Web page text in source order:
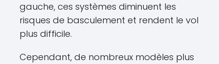
gauche, ces systèmes diminuent les
risques de basculement et rendent le vol
plus difficile.
Cependant, de nombreux modèles plus